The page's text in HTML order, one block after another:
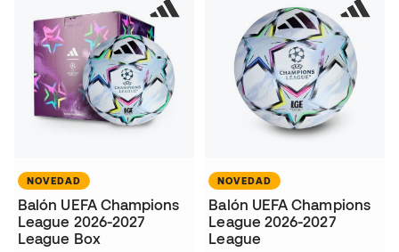
NOVEDAD
Balón UEFA Champions
League 2026-2027
League Box
NOVEDAD
Balón UEFA Champions
League 2026-2027
League